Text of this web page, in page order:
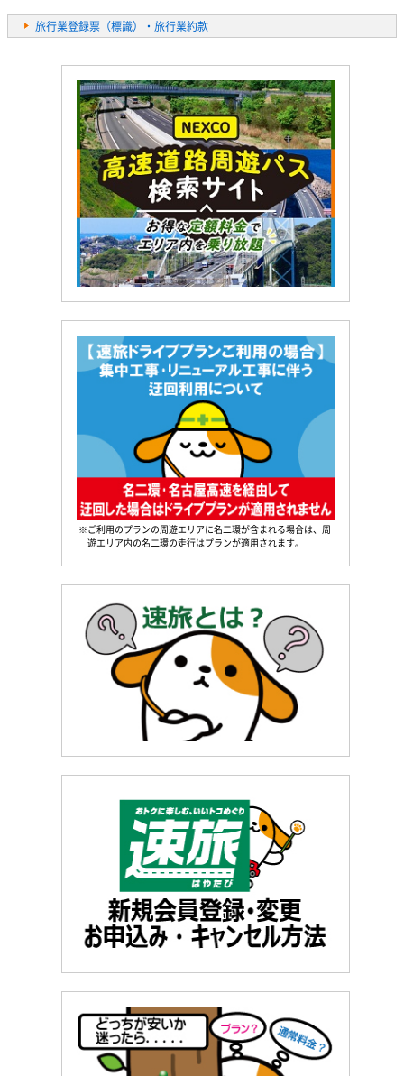
旅行業登録票（標識）・旅行業約款
※ご利用のプランの周遊エリアに名二環が含まれる場合は、周
遊エリア内の名二環の走行はプランが適用されます。